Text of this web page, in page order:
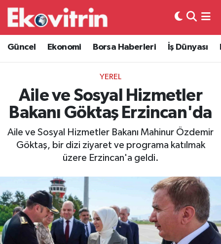
Güncel Ekonomi Borsa Haberleri İş Dünyası
YEREL
Aile ve Sosyal Hizmetler
Bakanı Göktaş Erzincan'da
Aile ve Sosyal Hizmetler Bakanı Mahinur Özdemir
Göktaş, bir dizi ziyaret ve programa katılmak
üzere Erzincan'a geldi.
Güncel
Ekonomi
Borsa Haberleri
İş Dünyası
Lojistik
Otovitrin
Asayiş
Magazin
Gayrimenkul
Hava Durumu
Trafik Durumu
Süper Lig Puan Durumu ve Fikstür
Tüm Manşetler
Son Dakika Haberleri
Haber Arşivi